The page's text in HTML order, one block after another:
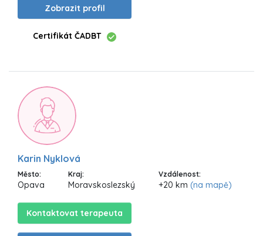
Zobrazit profil
Certifikát ČADBT
Karin Nyklová
Město:
Opava
Kraj:
Moravskoslezský
Vzdálenost:
+20 km (na mapě)
Kontaktovat terapeuta